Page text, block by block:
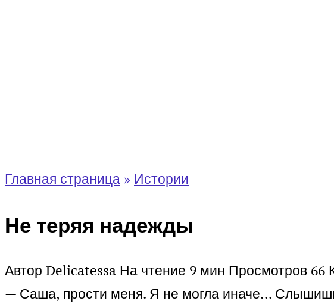
Главная страница » Истории
Не теряя надежды
Автор Delicatessa На чтение 9 мин Просмотров 66
— Саша, прости меня. Я не могла иначе…